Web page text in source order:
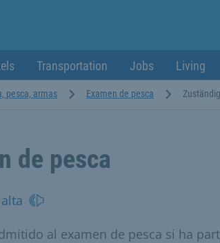
Transportation Jobs Living
pesca, armas Examen de pesca
de pesca
al examen de pesca si ha